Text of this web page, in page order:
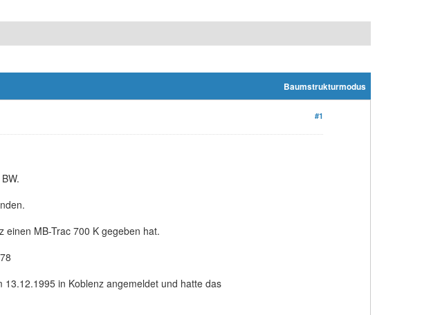
Baumstrukturmodus
#1
einen MB-Trac 700 K gegeben hat.
in Koblenz angemeldet und hatte das